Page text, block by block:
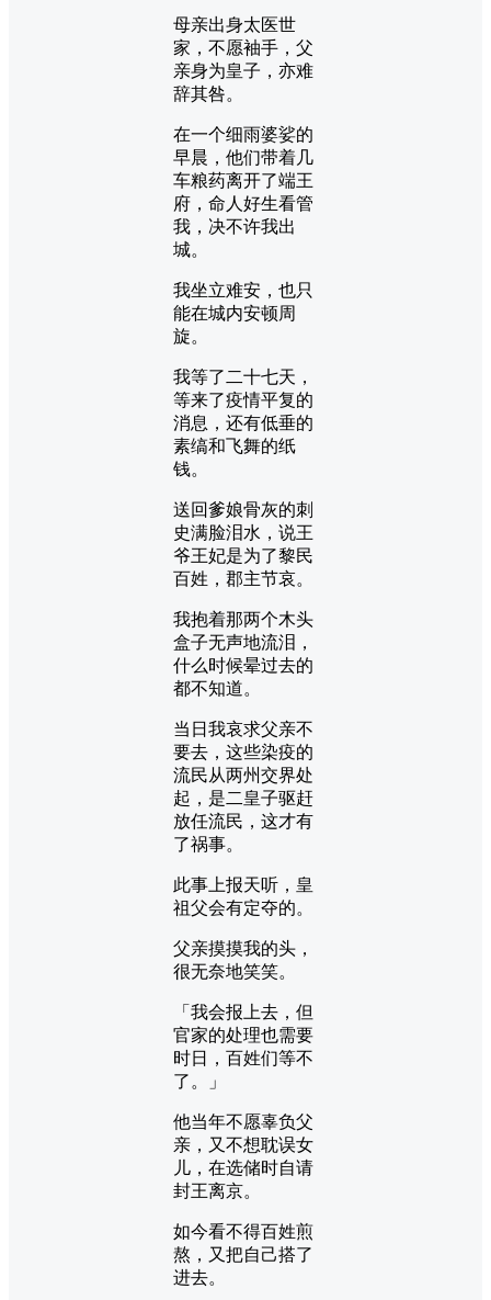
母亲出身太医世
家，不愿袖手，父
亲身为皇子，亦难
辞其咎。
在一个细雨婆娑的
早晨，他们带着几
车粮药离开了端王
府，命人好生看管
我，决不许我出
城。
我坐立难安，也只
能在城内安顿周
旋。
我等了二十七天，
等来了疫情平复的
消息，还有低垂的
素缟和飞舞的纸
钱。
送回爹娘骨灰的刺
史满脸泪水，说王
爷王妃是为了黎民
百姓，郡主节哀。
我抱着那两个木头
盒子无声地流泪，
什么时候晕过去的
都不知道。
当日我哀求父亲不
要去，这些染疫的
流民从两州交界处
起，是二皇子驱赶
放任流民，这才有
了祸事。
此事上报天听，皇
祖父会有定夺的。
父亲摸摸我的头，
很无奈地笑笑。
「我会报上去，但
官家的处理也需要
时日，百姓们等不
了。」
他当年不愿辜负父
亲，又不想耽误女
儿，在选储时自请
封王离京。
如今看不得百姓煎
熬，又把自己搭了
进去。